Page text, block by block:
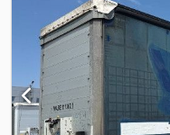
sertifikalı, Yükleme alanı
Lastik ölçüsü: 385/65
aks: , 3. aks: , Havalı
Sistemi (EBS), 1x15 ve
(Antispray). Tüm
bulabilirsiniz. Finansman
çözümleri, tam hizmet